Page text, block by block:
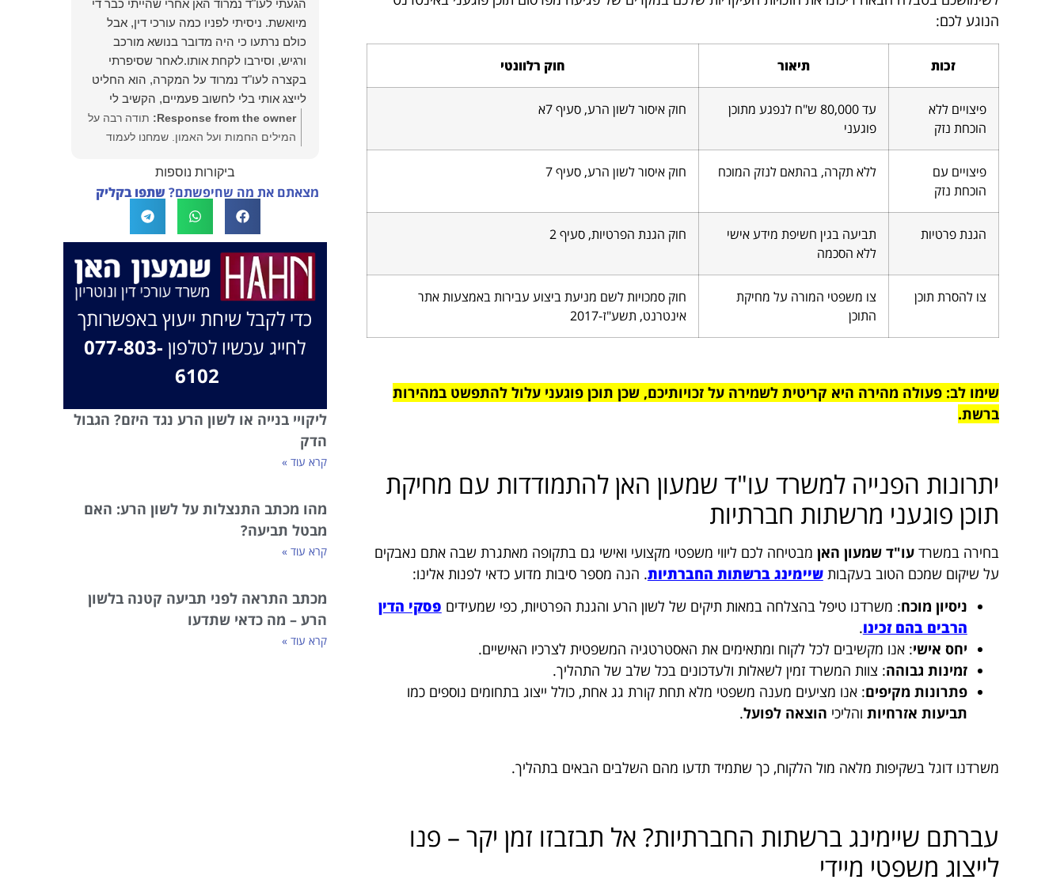
הנוגע לכם:
זכות תיאור חוק רלוונטי
פיצויים ללא
הוכחת נזק
עד 80,000 ש"ח לנפגע מתוכן
פוגעני
חוק איסור לשון הרע, סעיף 7א
פיצויים עם
הוכחת נזק
ללא תקרה, בהתאם לנזק המוכח חוק איסור לשון הרע, סעיף 7
הגנת פרטיות
תביעה בגין חשיפת מידע אישי
ללא הסכמה
חוק הגנת הפרטיות, סעיף 2
צו להסרת תוכן
צו משפטי המורה על מחיקת
התוכן
חוק סמכויות לשם מניעת ביצוע עבירות באמצעות אתר
אינטרנט, תשע"ז-2017
שימו לב: פעולה מהירה היא קריטית לשמירה על זכויותיכם, שכן תוכן פוגעני עלול להתפשט במהירות
ברשת.
יתרונות הפנייה למשרד עו"ד שמעון האן להתמודדות עם מחיקת
תוכן פוגעני מרשתות חברתיות
בחירה במשרדעו"ד שמעון האן מבטיחה לכם ליווי משפטי מקצועי ואישי גם בתקופה מאתגרת שבה אתם נאבקים
על שיקום שמכם הטוב בעקבותשיימינג ברשתות החברתיות. הנה מספר סיבות מדוע כדאי לפנות אלינו:
ניסיון מוכח: משרדנו טיפל בהצלחה במאות תיקים של לשון הרע והגנת הפרטיות, כפי שמעידים פסקי הדין
הרבים בהם זכינו.
יחס אישי: אנו מקשיבים לכל לקוח ומתאימים את האסטרטגיה המשפטית לצרכיו האישיים.
זמינות גבוהה: צוות המשרד זמין לשאלות ולעדכונים בכל שלב של התהליך.
פתרונות מקיפים: אנו מציעים מענה משפטי מלא תחת קורת גג אחת, כולל ייצוג בתחומים נוספים כמו
תביעות אזרחיות והליכי הוצאה לפועל.
משרדנו דוגל בשקיפות מלאה מול הלקוח, כך שתמיד תדעו מהם השלבים הבאים בתהליך.
עברתם שיימינג ברשתות החברתיות? אל תבזבזו זמן יקר – פנו
לייצוג משפטי מיידי
הגעתי לעו"ד נמרוד האן אחרי שהייתי כבר די
מיואשת. ניסיתי לפניו כמה עורכי דין, אבל
כולם נרתעו כי היה מדובר בנושא מורכב
ורגיש, וסירבו לקחת אותו.לאחר שסיפרתי
בקצרה לעו"ד נמרוד על המקרה, הוא החליט
לייצג אותי בלי לחשוב פעמיים, הקשיב לי
ולקח את התיק שלי פרו בונו מכל הלב.
Response from the owner:
תודה רבה על
המילים החמות ועל האמון. שמחנו לעמוד
המון הצלחה בהמשך. תמיד כאן בשבילך.
בברכה, משרד עו"ד שמעון האן ונוטריון
ביקורות נוספות
מצאתם את מה שחיפשתם? שתפו בקליק
כדי לקבל שיחת ייעוץ באפשרותך
לחייג עכשיו לטלפון 077-803-
6102
ליקויי בנייה או לשון הרע נגד היזם? הגבול
הדק
קרא עוד »
מהו מכתב התנצלות על לשון הרע: האם
מבטל תביעה?
קרא עוד »
מכתב התראה לפני תביעה קטנה בלשון
הרע – מה כדאי שתדעו
קרא עוד »